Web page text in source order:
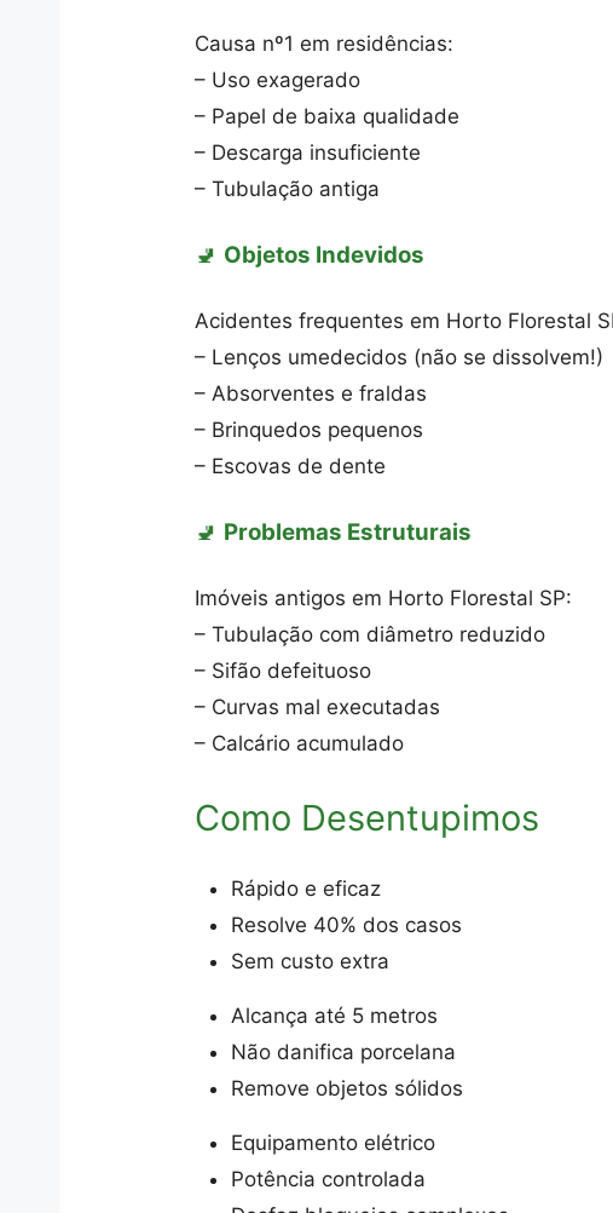
Causa nº1 em residências:
– Uso exagerado
– Papel de baixa qualidade
– Descarga insuficiente
– Tubulação antiga
🚽 Objetos Indevidos
Acidentes frequentes em Horto Florestal
– Lenços umedecidos (não se dissolvem!)
– Absorventes e fraldas
– Brinquedos pequenos
– Escovas de dente
🚽 Problemas Estruturais
Imóveis antigos em Horto Florestal SP:
– Tubulação com diâmetro reduzido
– Sifão defeituoso
– Curvas mal executadas
– Calcário acumulado
Como Desentupimos
Rápido e eficaz
Resolve 40% dos casos
Sem custo extra
Alcança até 5 metros
Não danifica porcelana
Remove objetos sólidos
Equipamento elétrico
Potência controlada